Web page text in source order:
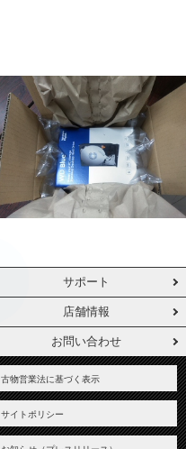
サポート
店舗情報
お問い合わせ
古物営業法に基づく表示
サイトポリシー